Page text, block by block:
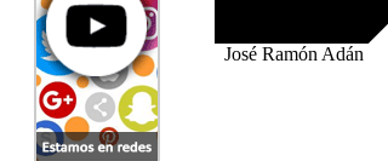
José Ramón Adán